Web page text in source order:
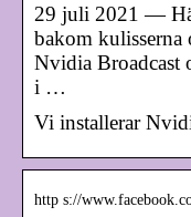
29 juli 2021 —
bakom kulisserna
Nvidia Broadcast
i …
Vi installerar
http s://